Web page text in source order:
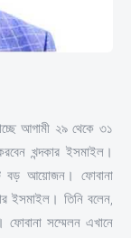
আগামী ২৯ থেকে ৩১
খন্দকার ইসমাইল।
বড় আয়োজন। ফোবানা
ইসমাইল। তিনি বলেন,
ফোবানা সম্মেলন এখানে